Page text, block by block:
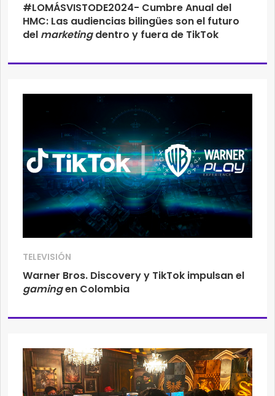
#LOMÁSVISTODE2024- Cumbre Anual del
HMC: Las audiencias bilingües son el futuro
del marketingdentro y fuera de TikTok
TELEVISIÓN
Warner Bros. Discovery y TikTok impulsan el
gamingen Colombia